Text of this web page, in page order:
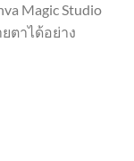
Magic Studio
ตาได้อย่าง